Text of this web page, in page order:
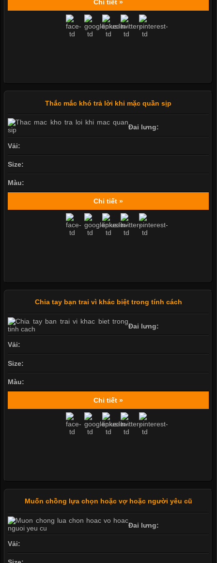
Chi tiết »
Thắc mắc khó trả lời khi mặc quần sịp
Đai lưng:
Vải:
Size:
Màu:
Chi tiết »
Chia tay bạn trai vì khác biệt trong tính cách
Đai lưng:
Vải:
Size:
Màu:
Chi tiết »
Muốn chồng lựa chọn hoặc vợ hoặc người yêu cũ
Đai lưng:
Vải: